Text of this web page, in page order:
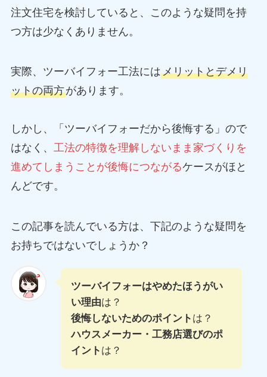
注文住宅を検討していると、このような疑問を持
つ方は少なくありません。
実際、ツーバイフォー工法にはメリットとデメリ
ットの両方があります。
しかし、「ツーバイフォーだから後悔する」ので
はなく、 工法の特徴を理解しないまま家づくりを
進めてしまうことが後悔につながるケースがほと
んどです。
この記事を読んでいる方は、下記のような疑問を
お持ちではないでしょうか？
ツーバイフォーはやめたほうがい
い理由は？
後悔しないためのポイント は？
ハウスメーカー・工務店選びのポ
イント は？